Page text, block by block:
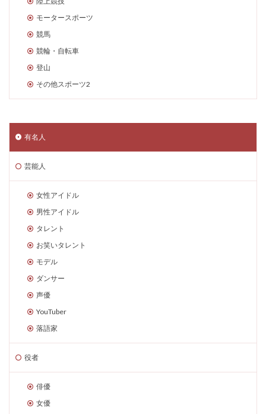
モータースポーツ
競馬
競輪・自転車
登山
その他スポーツ2
有名人
芸能人
女性アイドル
男性アイドル
タレント
お笑いタレント
モデル
ダンサー
声優
YouTuber
落語家
役者
俳優
女優